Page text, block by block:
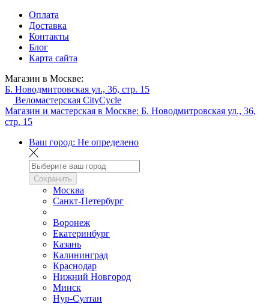
Оплата
Доставка
Контакты
Блог
Карта сайта
Магазин в Москве:
Б. Новодмитровская ул., 36, стр. 15
Веломастерская CityCycle
Магазин и мастерская в Москве: Б. Новодмитровская ул., 36,
стр. 15
Ваш город: Не определено
Сохранить
Москва
Санкт-Петербург
Воронеж
Екатеринбург
Казань
Калининград
Краснодар
Нижний Новгород
Минск
Нур-Султан